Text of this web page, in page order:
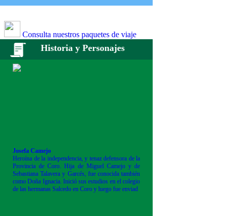
Consulta nuestros paquetes de viaje
Historia y Personajes
Josefa Camejo
Heroína de la independencia, y tenaz defensora de la
Provincia de Coro. Hija de Miguel Camejo y de
Sebastiana Talavera y Garcés, fue conocida también
como Doña Ignacia. Inició sus estudios en el colegio
de las hermanas Salcedo en Coro y luego fue enviad